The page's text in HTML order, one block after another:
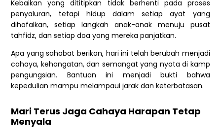
Kebaikan yang dititipkan tidak berhenti pada proses
penyaluran, tetapi hidup dalam setiap ayat yang
dihafalkan, setiap langkah anak-anak menuju pusat
tahfidz, dan setiap doa yang mereka panjatkan.
Apa yang sahabat berikan, hari ini telah berubah menjadi
cahaya, kehangatan, dan semangat yang nyata di kamp
pengungsian. Bantuan ini menjadi bukti bahwa
kepedulian mampu melampaui jarak dan keterbatasan.
Mari Terus Jaga Cahaya Harapan Tetap
Menyala